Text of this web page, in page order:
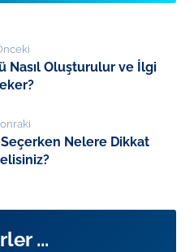
Nasıl Oluşturulur ve İlgi
Seçerken Nelere Dikkat
...